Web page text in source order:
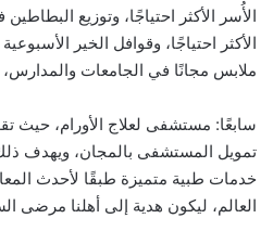
الأُسر الأكثر احتياجًا، وتوزيع
الأكثر احتياجًا، وقوافل الخير
ملابس مجانًا في الجامعات والمدارس،
سابعًا: مستشفى لعلاج الأورام، حيث
تمويل المستشفى بالمجان، ويهدف
خدمات طبية متميزة طبقًا لأحدث
العالم، ليكون هدية إلى أهلنا